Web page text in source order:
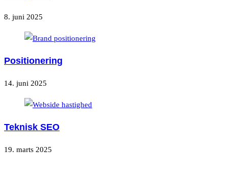
8. juni 2025
Positionering
14. juni 2025
Teknisk SEO
19. marts 2025